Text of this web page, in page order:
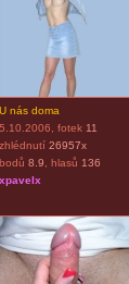
U nás doma
5.10.2006 , fotek 11
zhlédnutí 26957x
bodů 8.9 , hlasů 136
xpavelx